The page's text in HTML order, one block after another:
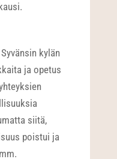
kylän
ja opetus
siitä,
poistui ja